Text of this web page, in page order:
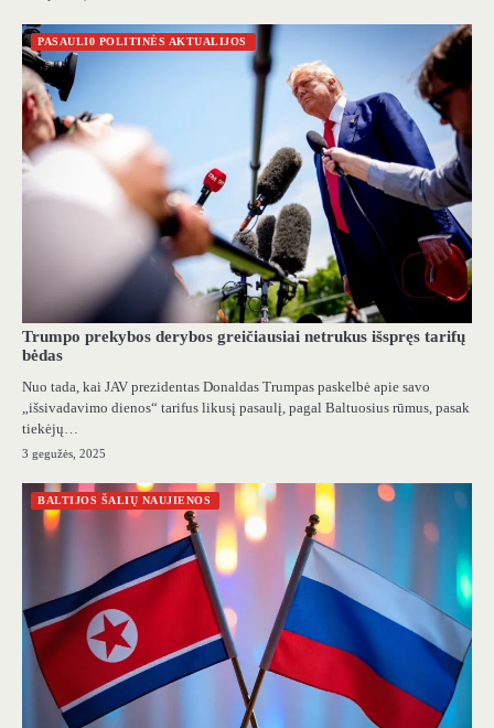
PASAULI0 POLITINĖS AKTUALIJOS
Trumpo prekybos derybos greičiausiai netrukus išspręs tarifų
bėdas
Nuo tada, kai JAV prezidentas Donaldas Trumpas paskelbė apie savo
„išsivadavimo dienos“ tarifus likusį pasaulį, pagal Baltuosius rūmus, pasak
tiekėjų…
3 gegužės, 2025
BALTIJOS ŠALIŲ NAUJIENOS